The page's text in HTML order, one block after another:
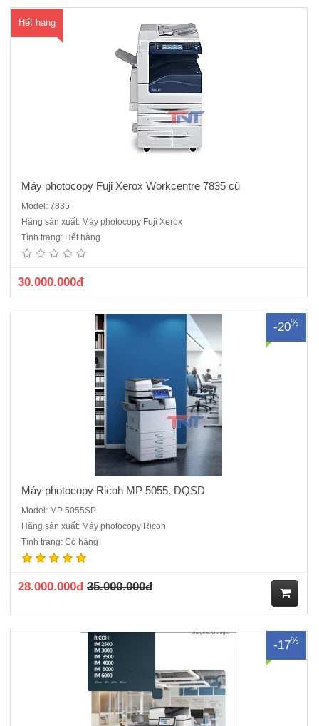
Hết hàng
Máy photocopy Fuji Xerox Workcentre 7835 cũ
Model: 7835
Hãng sản xuất: Máy photocopy Fuji Xerox
Tình trạng: Hết hàng
30.000.000đ
-20%
Máy Photocopy Ricoh MP 5055 Hàng cũ nhập khẩuMàn hình cảm
ứng 10,1 inch, hoàn toàn không còn có nút phím cứng khi phải thao
tác các hoạt động như Copy hay Scan sẽ đem lại cảm giác thân thiện
cho người dùng giống như đang sử dụng một chiếc Smatp..
Máy photocopy Ricoh MP 5055. DQSD
Model: MP 5055SP
Hãng sản xuất: Máy photocopy Ricoh
Tình trạng: Có hàng
28.000.000đ 35.000.000đ
ua
-17%
Photocopy , in, scan (mạng)Màn hình cảm ứng thông minh 10.1
inchBao gồm: Hộp mực in, Bộ nạp và đảo bản gốc DF3110,Chân kê